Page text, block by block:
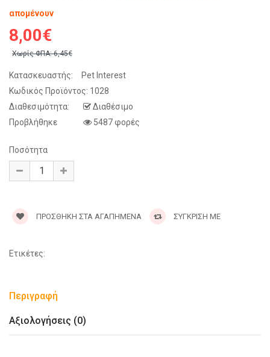
απομένουν
8,00€
Χωρίς ΦΠΑ: 6,45€
Κατασκευαστής:
Pet Interest
Κωδικός Προϊόντος: 1028
Διαθεσιμότητα:
Διαθέσιμο
Προβλήθηκε
5487 φορές
Ποσότητα
ΠΡΟΣΘΉΚΗ ΣΤΑ ΑΓΑΠΗΜΈΝΑ ΣΥΓΚΡΙΣΗ ΜΕ
Ετικέτες:
Περιγραφή
Αξιολογήσεις (0)